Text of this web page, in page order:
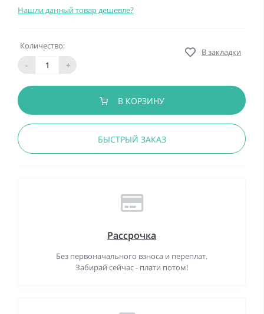
Нашли данный товар дешевле?
Количество:
-
+
В закладки
В КОРЗИНУ
БЫСТРЫЙ ЗАКАЗ
Рассрочка
Без первоначального взноса и переплат.
Забирай сейчас - плати потом!